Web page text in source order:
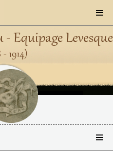
Equipage Levesque
- 1914)